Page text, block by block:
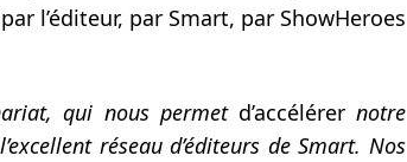
l’éditeur, par Smart, par ShowHeroes
qui nous permet d’accélérernotre
réseau d’éditeurs de Smart. Nos